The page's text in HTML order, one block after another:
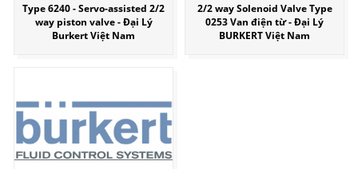
Type 6240 - Servo-assisted 2/2
way piston valve - Đại Lý
Burkert Việt Nam
2/2 way Solenoid Valve Type
0253 Van điện từ - Đại Lý
BURKERT Việt Nam